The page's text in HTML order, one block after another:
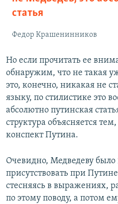
статья
Федор Крашенинников
Но если прочитать ее
обнаружим, что не такая
это, конечно, никакая не
языку, по стилистике это
абсолютно путинская
структура объясняется
конспект Путина.
Очевидно, Медведеву
присутствовать при
стесняясь в выражениях,
по этому поводу, а потом